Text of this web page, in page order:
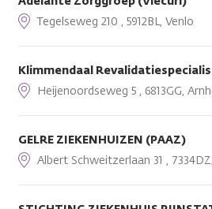
Tegelseweg 210 , 5912BL, Venlo
Klimmendaal
Heijenoordseweg 5 , 6813GG,
GELRE ZIEKENHUIZEN (PAAZ)
Albert Schweitzerlaan 31 ,